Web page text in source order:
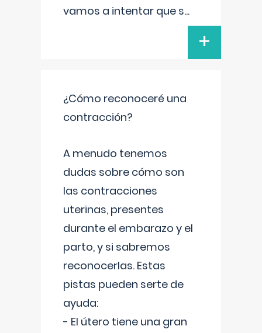
vamos a intentar que s...
+
¿Cómo reconoceré una
contracción?
A menudo tenemos
dudas sobre cómo son
las contracciones
uterinas, presentes
durante el embarazo y el
parto, y si sabremos
reconocerlas. Estas
pistas pueden serte de
ayuda:
- El útero tiene una gran